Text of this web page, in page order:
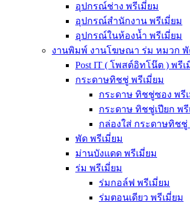
อุปกรณ์ช่าง พรีเมี่ยม
อุปกรณ์สำนักงาน พรีเมี่ยม
อุปกรณ์ในห้องน้ำ พรีเมี่ยม
งานพิมพ์ งานโฆษณา ร่ม หมวก
Post IT ( โพสต์อิทโน๊ต ) พรีเ
กระดาษทิชชู่ พรีเมี่ยม
กระดาษ ทิชชู่ซอง พรี
กระดาษ ทิชชู่เปียก พรี
กล่องใส่ กระดาษทิชชู่
พัด พรีเมี่ยม
ม่านบังแดด พรีเมี่ยม
ร่ม พรีเมี่ยม
ร่มกอล์ฟ พรีเมี่ยม
ร่มตอนเดียว พรีเมี่ยม